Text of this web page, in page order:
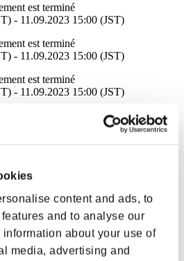
content and ads, to
and to analyse our
about your use of
media, advertising and
est terminé
- 11.09.2023 15:00 (JST)
est terminé
- 11.09.2023 15:00 (JST)
est terminé
- 11.09.2023 15:00 (JST)
- 11.09.2023 15:00 (JST)
moins